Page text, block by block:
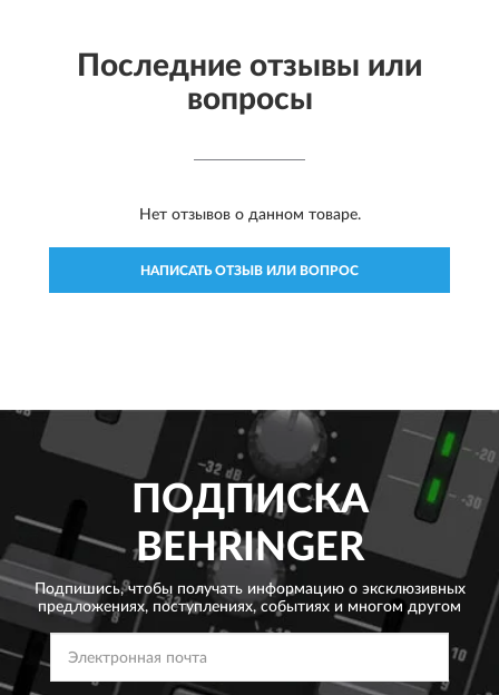
Последние отзывы или
вопросы
Нет отзывов о данном товаре.
НАПИСАТЬ ОТЗЫВ ИЛИ ВОПРОС
ПОДПИСКА
BEHRINGER
Подпишись, чтобы получать информацию о эксклюзивных
предложениях, поступлениях, событиях и многом другом